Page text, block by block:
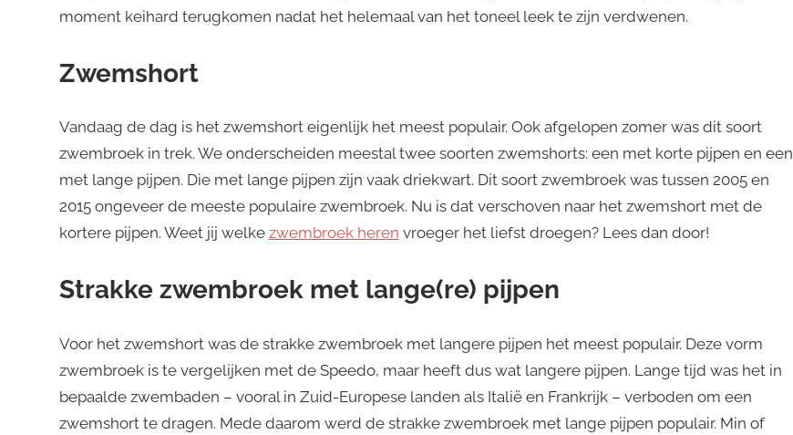
moment keihard terugkomen nadat het helemaal van het toneel leek te zijn verdwenen.
Zwemshort
Vandaag de dag is het zwemshort eigenlijk het meest populair. Ook afgelopen zomer was dit soort
zwembroek in trek. We onderscheiden meestal twee soorten zwemshorts: een met korte pijpen en een
met lange pijpen. Die met lange pijpen zijn vaak driekwart. Dit soort zwembroek was tussen 2005 en
2015 ongeveer de meeste populaire zwembroek. Nu is dat verschoven naar het zwemshort met de
kortere pijpen. Weet jij welke zwembroek heren vroeger het liefst droegen? Lees dan door!
Strakke zwembroek met lange(re) pijpen
Voor het zwemshort was de strakke zwembroek met langere pijpen het meest populair. Deze vorm
zwembroek is te vergelijken met de Speedo, maar heeft dus wat langere pijpen. Lange tijd was het in
bepaalde zwembaden – vooral in Zuid-Europese landen als Italië en Frankrijk – verboden om een
zwemshort te dragen. Mede daarom werd de strakke zwembroek met lange pijpen populair. Min of